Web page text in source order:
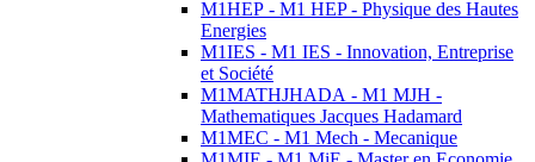
M1HEP - M1 HEP - Physique des Hautes
Energies
M1IES - M1 IES - Innovation, Entreprise
et Société
M1MATHJHADA - M1 MJH -
Mathematiques Jacques Hadamard
M1MEC - M1 Mech - Mecanique